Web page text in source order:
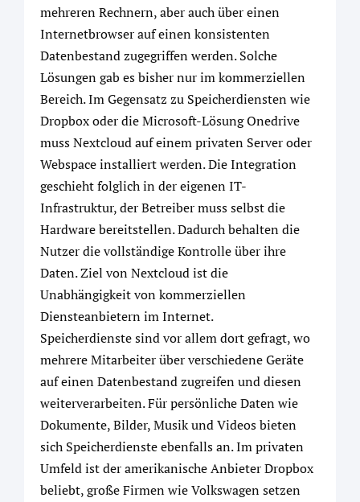
mehreren Rechnern, aber auch über einen
Internetbrowser auf einen konsistenten
Datenbestand zugegriffen werden. Solche
Lösungen gab es bisher nur im kommerziellen
Bereich. Im Gegensatz zu Speicherdiensten wie
Dropbox oder die Microsoft-Lösung Onedrive
muss Nextcloud auf einem privaten Server oder
Webspace installiert werden. Die Integration
geschieht folglich in der eigenen IT-
Infrastruktur, der Betreiber muss selbst die
Hardware bereitstellen. Dadurch behalten die
Nutzer die vollständige Kontrolle über ihre
Daten. Ziel von Nextcloud ist die
Unabhängigkeit von kommerziellen
Diensteanbietern im Internet.
Speicherdienste sind vor allem dort gefragt, wo
mehrere Mitarbeiter über verschiedene Geräte
auf einen Datenbestand zugreifen und diesen
weiterverarbeiten. Für persönliche Daten wie
Dokumente, Bilder, Musik und Videos bieten
sich Speicherdienste ebenfalls an. Im privaten
Umfeld ist der amerikanische Anbieter Dropbox
beliebt, große Firmen wie Volkswagen setzen